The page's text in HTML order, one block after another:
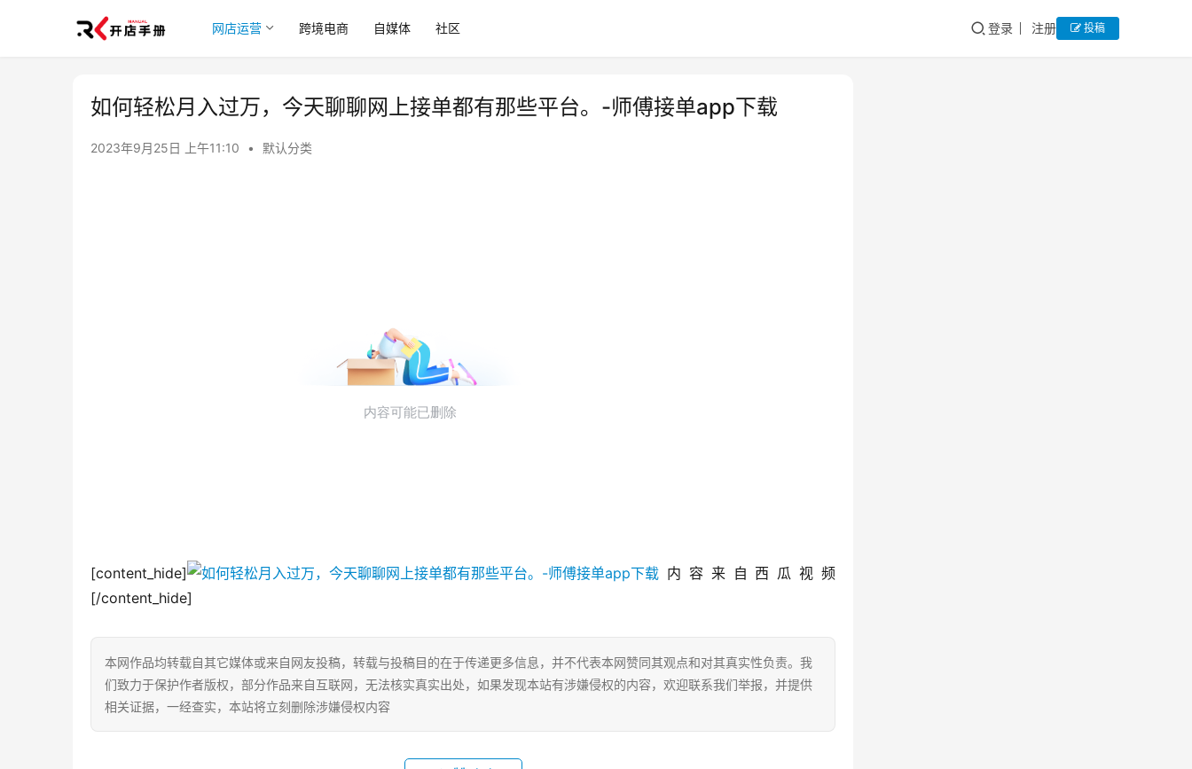
网店运营 跨境电商 自媒体 社区 登录 注册 投稿
如何轻松月入过万，今天聊聊网上接单都有那些平台。-师傅接单app下载
2023年9月25日 上午11:10 • 默认分类
[content_hide]
内容来自西瓜视频
[/content_hide]
本网作品均转载自其它媒体或来自网友投稿，转载与投稿目的在于传递更多信息，并不代表本网赞同其观点和对其真实性负责。我
们致力于保护作者版权，部分作品来自互联网，无法核实真实出处，如果发现本站有涉嫌侵权的内容，欢迎联系我们举报，并提供
相关证据，一经查实，本站将立刻删除涉嫌侵权内容